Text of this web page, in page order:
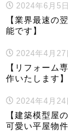
2024年6月5日
【業界最速の
能です】
2024年4月27
【リフォーム
作いたします】
2024年4月24
【建築模型屋
可愛い平屋物